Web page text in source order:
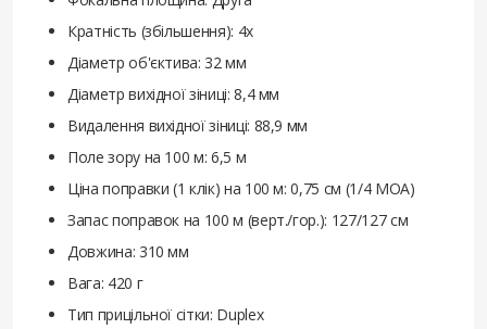
Кратність (збільшення): 4x
Діаметр об'єктива: 32 мм
Діаметр вихідної зіниці: 8,4 мм
Видалення вихідної зіниці: 88,9 мм
Поле зору на 100 м: 6,5 м
Ціна поправки (1 клік) на 100 м: 0,75 см (1/4 МОА)
Запас поправок на 100 м (верт./гор.): 127/127 см
Довжина: 310 мм
Вага: 420 г
Тип прицільної сітки: Duplex